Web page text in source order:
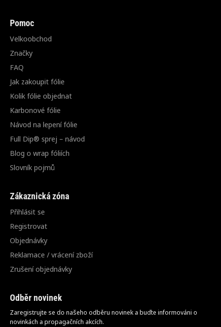
Pomoc
Velkoobchod
Značky
FAQ
Jak zakoupit fólie
Kolik fólie objednat
Karbonové fólie
Návod na lepení fólie
Full Dip® sprej – návod
Blog o wrap fóliích
Slovník pojmů
Zákaznická zóna
Přihlásit se
Registrovat
Objednávky
Reklamace / vrácení zboží
Zrušení objednávky
Odběr novinek
Zaregistrujte se do našeho odběru novinek a buďte informováni o
novinkách a propagačních akcích.